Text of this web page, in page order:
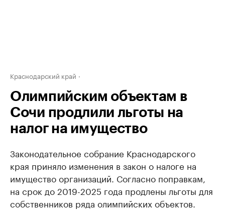
Краснодарский край
Олимпийским объектам в
Сочи продлили льготы на
налог на имущество
Законодательное собрание Краснодарского
края приняло изменения в закон о налоге на
имущество организаций. Согласно поправкам,
на срок до 2019-2025 года продлены льготы для
собственников ряда олимпийских объектов.